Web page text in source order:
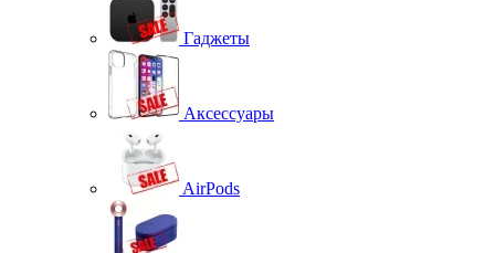
Гаджеты
Аксессуары
AirPods